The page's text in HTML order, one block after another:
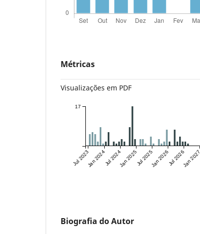
Métricas
Visualizações em PDF
Jul 2023Jan 2024Jul 2024Jan 2025Jul 2025Jan 2026Jul 2026Jan 2027
17
Biografia do Autor